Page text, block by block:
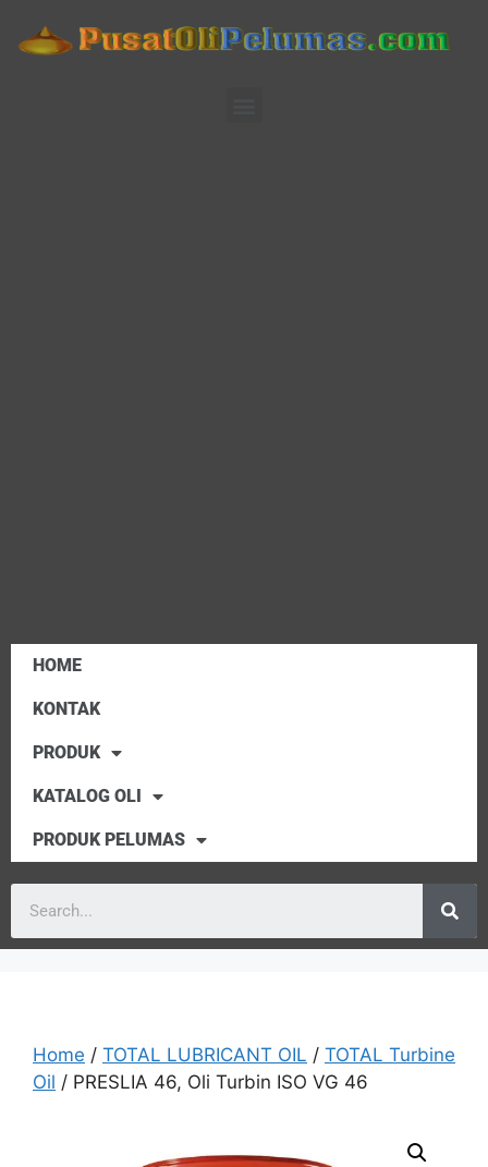
HOME
KONTAK
PRODUK
KATALOG OLI
PRODUK PELUMAS
Home / TOTAL LUBRICANT OIL / TOTAL Turbine
Oil / PRESLIA 46, Oli Turbin ISO VG 46